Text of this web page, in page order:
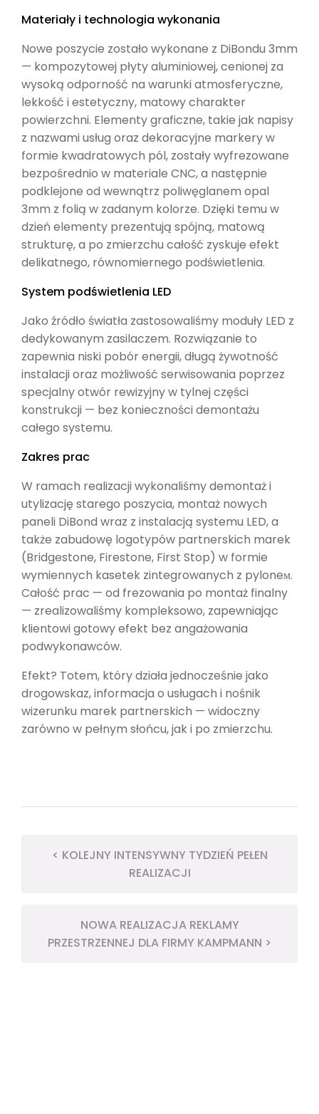
Materiały i technologia wykonania
Nowe poszycie zostało wykonane z DiBondu 3mm
— kompozytowej płyty aluminiowej, cenionej za
wysoką odporność na warunki atmosferyczne,
lekkość i estetyczny, matowy charakter
powierzchni. Elementy graficzne, takie jak napisy
z nazwami usług oraz dekoracyjne markery w
formie kwadratowych pól, zostały wyfrezowane
bezpośrednio w materiale CNC, a następnie
podklejone od wewnątrz poliwęglanem opal
3mm z folią w zadanym kolorze. Dzięki temu w
dzień elementy prezentują spójną, matową
strukturę, a po zmierzchu całość zyskuje efekt
delikatnego, równomiernego podświetlenia.
System podświetlenia LED
Jako źródło światła zastosowaliśmy moduły LED z
dedykowanym zasilaczem. Rozwiązanie to
zapewnia niski pobór energii, długą żywotność
instalacji oraz możliwość serwisowania poprzez
specjalny otwór rewizyjny w tylnej części
konstrukcji — bez konieczności demontażu
całego systemu.
Zakres prac
W ramach realizacji wykonaliśmy demontaż i
utylizację starego poszycia, montaż nowych
paneli DiBond wraz z instalacją systemu LED, a
także zabudowę logotypów partnerskich marek
(Bridgestone, Firestone, First Stop) w formie
wymiennych kasetek zintegrowanych z pyloneм.
Całość prac — od frezowania po montaż finalny
— zrealizowaliśmy kompleksowo, zapewniając
klientowi gotowy efekt bez angażowania
podwykonawców.
Efekt? Totem, który działa jednocześnie jako
drogowskaz, informacja o usługach i nośnik
wizerunku marek partnerskich — widoczny
zarówno w pełnym słońcu, jak i po zmierzchu.
< KOLEJNY INTENSYWNY TYDZIEŃ PEŁEN
REALIZACJI
NOWA REALIZACJA REKLAMY
PRZESTRZENNEJ DLA FIRMY KAMPMANN >